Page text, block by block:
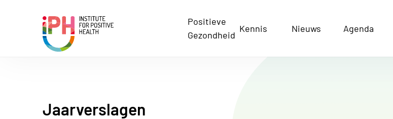
Institute for Positive Health
Positieve
Gezondheid
Kennis Nieuws Agenda
Jaarverslagen